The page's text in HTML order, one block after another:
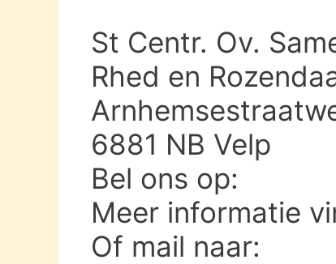
St Centr. Ov.
Rhed en
6881 NB Velp
Bel ons op:
Meer informatie
Of mail naar: